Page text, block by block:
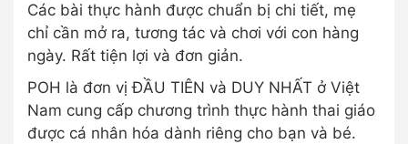
Các bài thực hành được chuẩn bị chi tiết, mẹ
chỉ cần mở ra, tương tác và chơi với con hàng
ngày. Rất tiện lợi và đơn giản.
POH là đơn vị ĐẦU TIÊN và DUY NHẤT ở Việt
Nam cung cấp chương trình thực hành thai giáo
được cá nhân hóa dành riêng cho bạn và bé.